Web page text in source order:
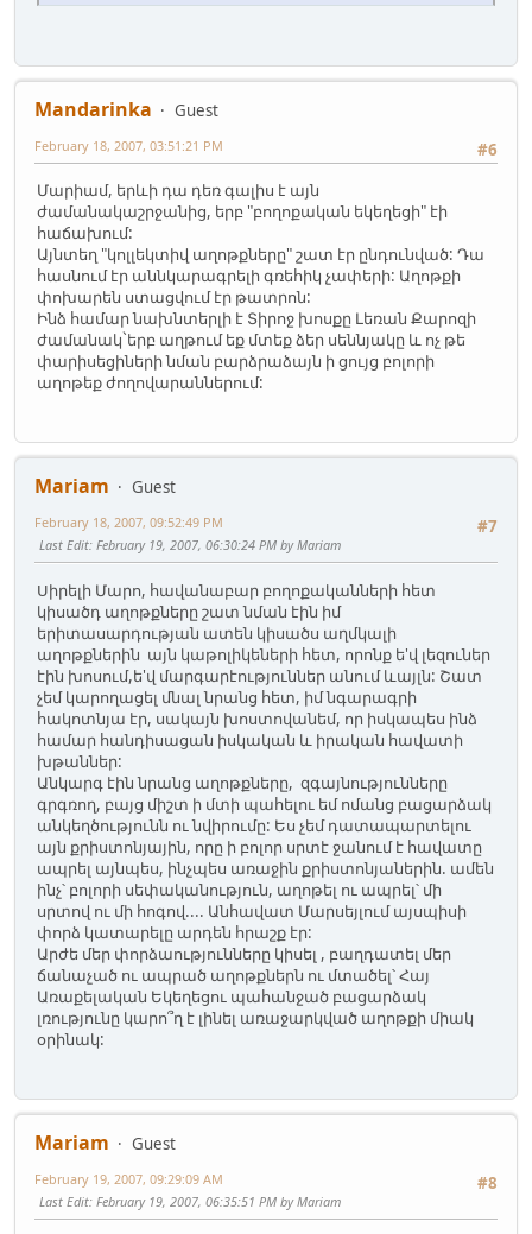
Mandarinka
Guest
#6
February 18, 2007, 03:51:21 PM
Մարիամ, երևի դա դեռ գալիս է այն
ժամանակաշրջանից, երբ "բողոքական եկեղեցի" էի
հաճախում:
Այնտեղ "կոլլեկտիվ աղոթքները" շատ էր ընդունված: Դա
հասնում էր աննկարագրելի գռեհիկ չափերի: Աղոթքի
փոխարեն ստացվում էր թատրոն:
Ինձ համար նախնտերլի է Տիրոջ խոսքը Լեռան Քարոզի
ժամանակ`երբ աղթում եք մտեք ձեր սեննյակը և ոչ թե
փարիսեցիների նման բարձրաձայն ի ցույց բոլորի
աղոթեք ժողովարաններում:
Mariam
Guest
#7
February 18, 2007, 09:52:49 PM
Last Edit: February 19, 2007, 06:30:24 PM by Mariam
Սիրելի Մարո, հավանաբար բողոքականների հետ
կիսածդ աղոթքները շատ նման էին իմ
երիտասարդության ատեն կիսածս աղմկալի
աղոթքներին այն կաթոլիկեների հետ, որոնք ե'վ լեզուներ
էին խոսում,ե'վ մարգարէություններ անում ևայլն: Շատ
չեմ կարողացել մնալ նրանց հետ, իմ նգարագրի
հակոտնյա էր, սակայն խոստովանեմ, որ իսկապես ինձ
համար հանդիսացան իսկական և իրական հավատի
խթաններ:
Անկարգ էին նրանց աղոթքները, զգայնությունները
գրգռող, բայց միշտ ի մտի պահելու եմ ոմանց բացարձակ
անկեղծությունն ու նվիրումը: Ես չեմ դատապարտելու
այն քրիստոնյային, որը ի բոլոր սրտէ ջանում է հավատը
ապրել այնպես, ինչպես առաջին քրիստոնյաներին. ամեն
ինչ՝ բոլորի սեփականություն, աղոթել ու ապրել՝ մի
սրտով ու մի հոգով.... Անհավատ Մարսեյլում այսպիսի
փորձ կատարելը արդեն հրաշք էր:
Արժե մեր փորձաությունները կիսել , բաղդատել մեր
ճանաչած ու ապրած աղոթքներն ու մտածել՝ Հայ
Առաքելական Եկեղեցու պահանջած բացարձակ
լռությունը կարո՞ղ է լինել առաջարկված աղոթքի միակ
օրինակ:
Mariam
Guest
#8
February 19, 2007, 09:29:09 AM
Last Edit: February 19, 2007, 06:35:51 PM by Mariam